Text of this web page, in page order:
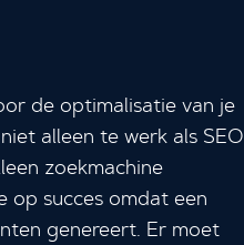
de optimalisatie van je
alleen te werk als SEO
zoekmachine
op succes omdat een
genereert. Er moet